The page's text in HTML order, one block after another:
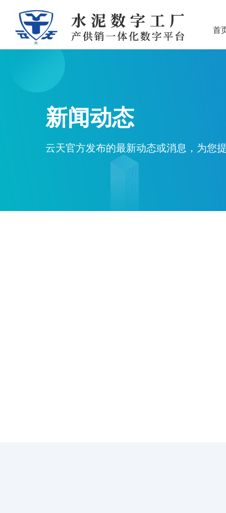
首
新闻动态
云天官方发布的最新动态或消息，为您